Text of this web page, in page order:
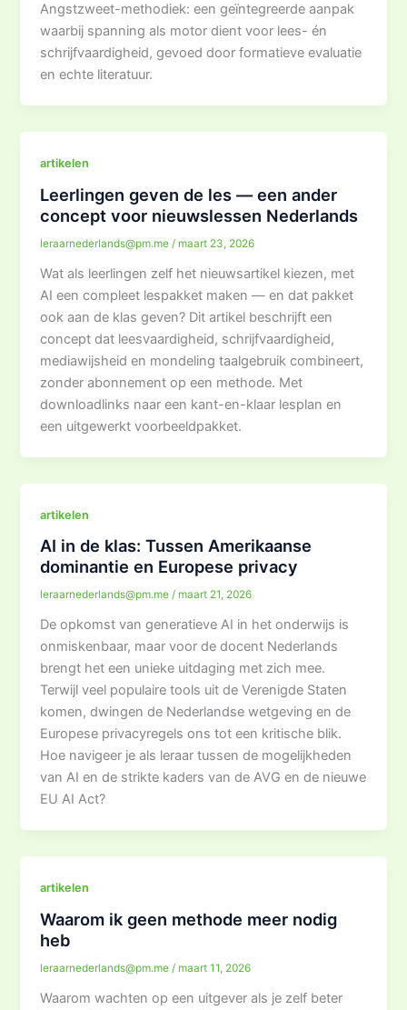
Angstzweet-methodiek: een geïntegreerde aanpak
waarbij spanning als motor dient voor lees- én
schrijfvaardigheid, gevoed door formatieve evaluatie
en echte literatuur.
artikelen
Leerlingen geven de les — een ander
concept voor nieuwslessen Nederlands
leraarnederlands@pm.me/ maart 23, 2026
Wat als leerlingen zelf het nieuwsartikel kiezen, met
AI een compleet lespakket maken — en dat pakket
ook aan de klas geven? Dit artikel beschrijft een
concept dat leesvaardigheid, schrijfvaardigheid,
mediawijsheid en mondeling taalgebruik combineert,
zonder abonnement op een methode. Met
downloadlinks naar een kant-en-klaar lesplan en
een uitgewerkt voorbeeldpakket.
artikelen
AI in de klas: Tussen Amerikaanse
dominantie en Europese privacy
leraarnederlands@pm.me/ maart 21, 2026
De opkomst van generatieve AI in het onderwijs is
onmiskenbaar, maar voor de docent Nederlands
brengt het een unieke uitdaging met zich mee.
Terwijl veel populaire tools uit de Verenigde Staten
komen, dwingen de Nederlandse wetgeving en de
Europese privacyregels ons tot een kritische blik.
Hoe navigeer je als leraar tussen de mogelijkheden
van AI en de strikte kaders van de AVG en de nieuwe
EU AI Act?
artikelen
Waarom ik geen methode meer nodig
heb
leraarnederlands@pm.me / maart 11, 2026
Waarom wachten op een uitgever als je zelf beter